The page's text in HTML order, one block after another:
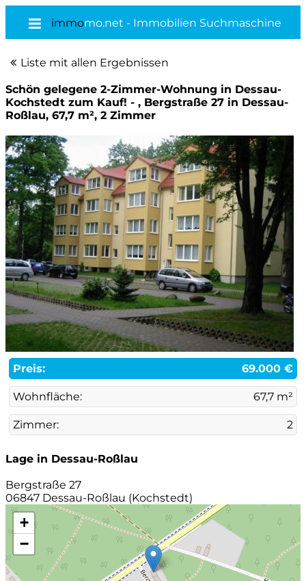
immomo.net - Immobilien Suchmaschine
Liste mit allen Ergebnissen
Schön gelegene 2-Zimmer-Wohnung in Dessau-
Kochstedt zum Kauf! - , Bergstraße 27 in Dessau-
Roßlau, 67,7 m², 2 Zimmer
Preis: 69.000 €
Wohnfläche: 67,7 m²
Zimmer: 2
Lage in Dessau-Roßlau
Bergstraße 27
06847 Dessau-Roßlau (Kochstedt)
+
−